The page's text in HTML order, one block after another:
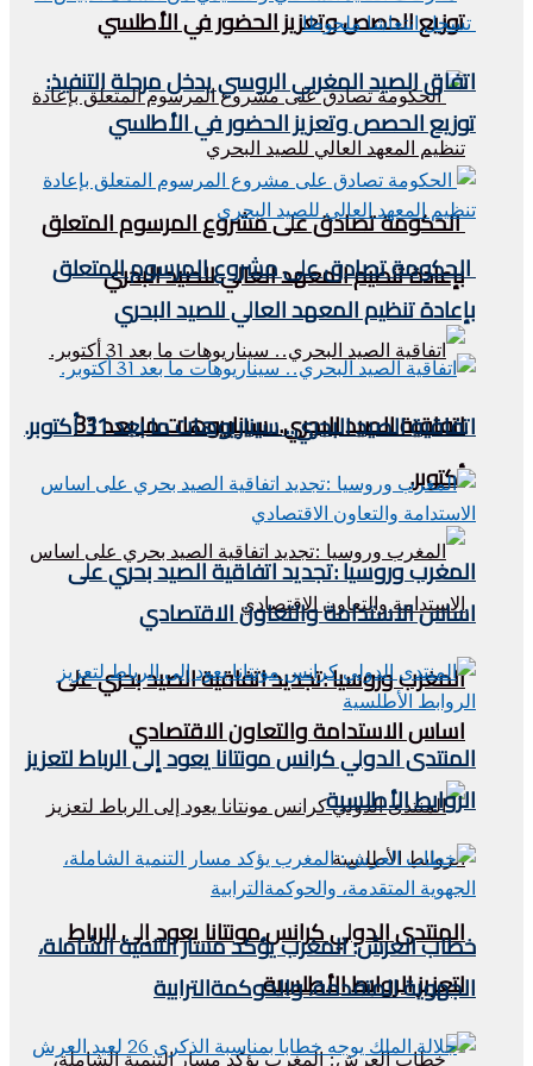
توزيع الحصص وتعزيز الحضور في الأطلسي
الحكومة تصادق على مشروع المرسوم المتعلق
بإعادة تنظيم المعهد العالي للصيد البحري
اتفاقية الصيد البحري.. سيناريوهات ما بعد 31
أكتوبر.
المغرب وروسيا :تجديد اتفاقية الصيد بحري على
اساس الاستدامة والتعاون الاقتصادي
المنتدى الدولي كرانس مونتانا يعود إلى الرباط
لتعزيز الروابط الأطلسية
اتفاق الصيد المغربي الروسي يدخل مرحلة التنفيذ:
توزيع الحصص وتعزيز الحضور في الأطلسي
الحكومة تصادق على مشروع المرسوم المتعلق
بإعادة تنظيم المعهد العالي للصيد البحري
اتفاقية الصيد البحري.. سيناريوهات ما بعد 31 أكتوبر.
المغرب وروسيا :تجديد اتفاقية الصيد بحري على
اساس الاستدامة والتعاون الاقتصادي
المنتدى الدولي كرانس مونتانا يعود إلى الرباط لتعزيز
الروابط الأطلسية
خطاب العرش: المغرب يؤكد مسار التنمية الشاملة،
الجهوية المتقدمة، والحوكمةالترابية